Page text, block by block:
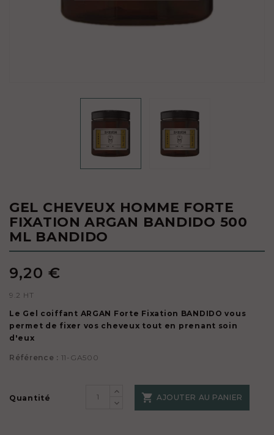
GEL CHEVEUX HOMME FORTE
FIXATION ARGAN BANDIDO 500
ML BANDIDO
9,20 €
9.2 HT
Le Gel coiffant ARGAN Forte Fixation BANDIDO vous
permet de fixer vos cheveux tout en prenant soin
d'eux
Référence : 11-GA500
Quantité  AJOUTER AU PANIER